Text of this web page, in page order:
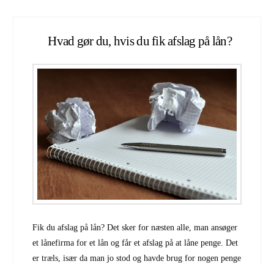
Hvad gør du, hvis du fik afslag på lån?
Fik du afslag på lån? Det sker for næsten alle, man ansøger
et lånefirma for et lån og får et afslag på at låne penge. Det
er træls, især da man jo stod og havde brug for nogen penge